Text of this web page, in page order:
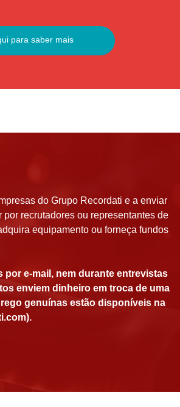
para saber mais
do Grupo Recordati e a enviar
recrutadores ou representantes de
equipamento ou forneça fundos
e-mail, nem durante entrevistas
enviem dinheiro em troca de uma
genuínas estão disponíveis na